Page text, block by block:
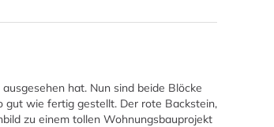
hat. Nun sind beide Blöcke
gut wie fertig gestellt. Der rote Backstein,
zu einem tollen Wohnungsbauprojekt